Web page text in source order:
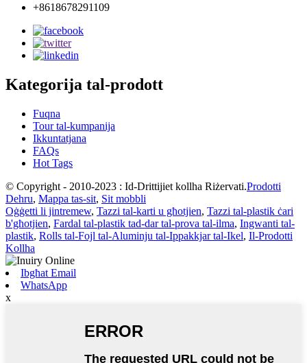
+8618678291109
Kategorija tal-prodott
Fuqna
Tour tal-kumpanija
Ikkuntatjana
FAQs
Hot Tags
© Copyright - 2010-2023 : Id-Drittijiet kollha Riżervati.Prodotti
Dehru, Mappa tas-sit, Sit mobbli
Oġġetti li jintremew, Tazzi tal-karti u għotjien, Tazzi tal-plastik ċari
b'għotjien, Fardal tal-plastik tad-dar tal-prova tal-ilma, Ingwanti tal-
plastik, Rolls tal-Fojl tal-Aluminju tal-Ippakkjar tal-Ikel, Il-Prodotti
Kollha
Ibgħat Email
WhatsApp
x